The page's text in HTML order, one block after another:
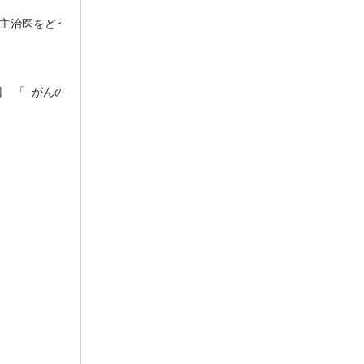
医をどう有効に産業保健の場で活かすか
「 がんの長期生存期から終末期  」